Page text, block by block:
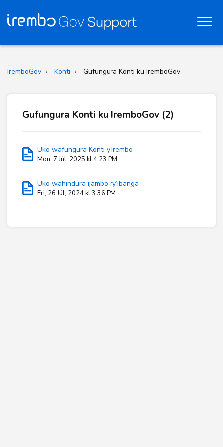
IremboGov Konti Gufungura Konti ku IremboGov
Gufungura Konti ku IremboGov (2)
Uko wafungura Konti y’Irembo
Mon, 7 Júl, 2025 kl 4:23 PM
Uko wahindura ijambo ry’ibanga
Fri, 26 Júl, 2024 kl 3:36 PM